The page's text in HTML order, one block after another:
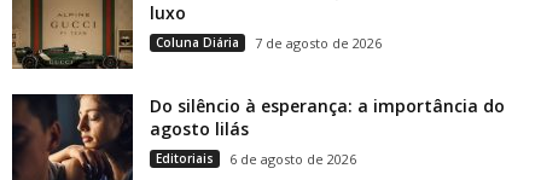
luxo
Coluna Diária 7 de agosto de 2026
Do silêncio à esperança: a importância do
agosto lilás
Editoriais 6 de agosto de 2026